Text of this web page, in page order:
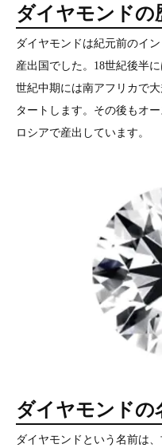
ダイヤモンドの
ダイヤモンドは紀元前のイ
産出国でした。18世紀後半
世紀中期には南アフリカで
タートします。その後もオ
ロシアで産出しています。
ダイヤモンドの
ダイヤモンドという名前は